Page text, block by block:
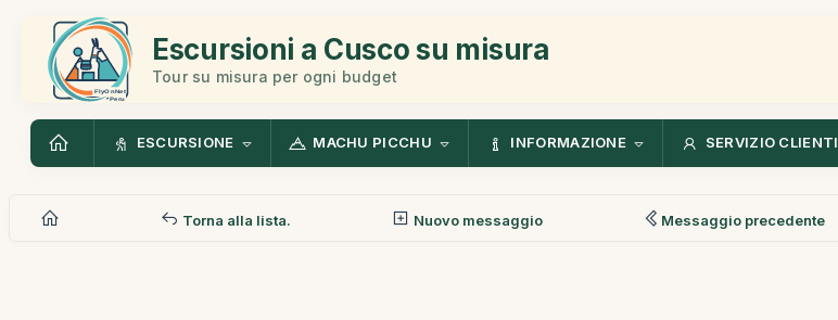
Escursioni a Cusco su misura
Tour su misura per ogni budget
ESCURSIONE MACHU PICCHU INFORMAZIONE SERVIZIO CLIENTI
Torna alla lista. Nuovo messaggio Messaggio precedente